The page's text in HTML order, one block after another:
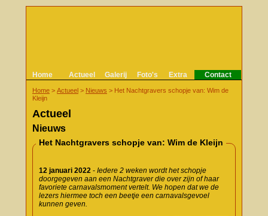
Home Actueel Galerij Foto's Extra Contact
Home > Actueel > Nieuws > Het Nachtgravers schopje van: Wim de
Kleijn
Actueel
Nieuws
Het Nachtgravers schopje van: Wim de Kleijn
12 januari 2022 - Iedere 2 weken wordt het schopje
doorgegeven aan een Nachtgraver die over zijn of haar
favoriete carnavalsmoment vertelt. We hopen dat we de
lezers hiermee toch een beetje een carnavalsgevoel
kunnen geven.